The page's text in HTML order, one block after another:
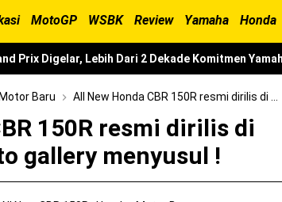
MotoGP WSBK Review Yamaha Honda
Prix Digelar, Lebih Dari 2 Dekade Komitmen
Beat 2025, warna lebih mewah !
Tangguh dan Fresh Siap Jelajah Petualangan
resmi dirilis untuk skutik Blue Core 125cc dengan
Motor Baru All New Honda CBR 150R resmi dirilis di Medan . . . foto gallery menyusul !
150R resmi dirilis di
gallery menyusul !